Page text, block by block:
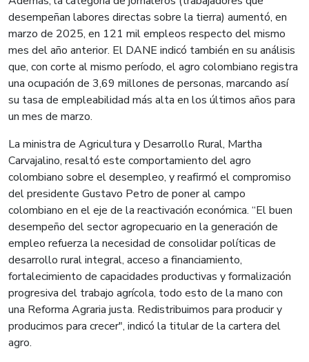
desempeñan labores directas sobre la tierra) aumentó, en
marzo de 2025, en 121 mil empleos respecto del mismo
mes del año anterior. El DANE indicó también en su análisis
que, con corte al mismo período, el agro colombiano registra
una ocupación de 3,69 millones de personas, marcando así
su tasa de empleabilidad más alta en los últimos años para
un mes de marzo.
La ministra de Agricultura y Desarrollo Rural, Martha
Carvajalino, resaltó este comportamiento del agro
colombiano sobre el desempleo, y reafirmó el compromiso
del presidente Gustavo Petro de poner al campo
colombiano en el eje de la reactivación económica. “El buen
desempeño del sector agropecuario en la generación de
empleo refuerza la necesidad de consolidar políticas de
desarrollo rural integral, acceso a financiamiento,
fortalecimiento de capacidades productivas y formalización
progresiva del trabajo agrícola, todo esto de la mano con
una Reforma Agraria justa. Redistribuimos para producir y
producimos para crecer", indicó la titular de la cartera del
agro.